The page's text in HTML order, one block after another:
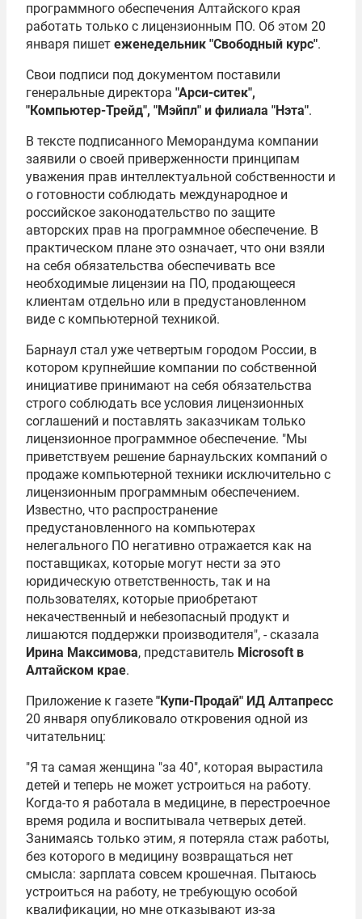
программного обеспечения Алтайского края
работать только с лицензионным ПО. Об этом 20
января пишет еженедельник "Свободный курс".
Свои подписи под документом поставили
генеральные директора "Арси-ситек",
"Компьютер-Трейд", "Мэйпл" и филиала "Нэта".
В тексте подписанного Меморандума компании
заявили о своей приверженности принципам
уважения прав интеллектуальной собственности и
о готовности соблюдать международное и
российское законодательство по защите
авторских прав на программное обеспечение. В
практическом плане это означает, что они взяли
на себя обязательства обеспечивать все
необходимые лицензии на ПО, продающееся
клиентам отдельно или в предустановленном
виде с компьютерной техникой.
Барнаул стал уже четвертым городом России, в
котором крупнейшие компании по собственной
инициативе принимают на себя обязательства
строго соблюдать все условия лицензионных
соглашений и поставлять заказчикам только
лицензионное программное обеспечение. "Мы
приветствуем решение барнаульских компаний о
продаже компьютерной техники исключительно с
лицензионным программным обеспечением.
Известно, что распространение
предустановленного на компьютерах
нелегального ПО негативно отражается как на
поставщиках, которые могут нести за это
юридическую ответственность, так и на
пользователях, которые приобретают
некачественный и небезопасный продукт и
лишаются поддержки производителя", - сказала
Ирина Максимова, представитель Microsoft в
Алтайском крае.
Приложение к газете "Купи-Продай" ИД Алтапресс
20 января опубликовало откровения одной из
читательниц:
"Я та самая женщина "за 40", которая вырастила
детей и теперь не может устроиться на работу.
Когда-то я работала в медицине, в перестроечное
время родила и воспитывала четверых детей.
Занимаясь только этим, я потеряла стаж работы,
без которого в медицину возвращаться нет
смысла: зарплата совсем крошечная. Пытаюсь
устроиться на работу, не требующую особой
квалификации, но мне отказывают из-за